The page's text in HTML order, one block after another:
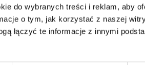
do wybranych treści i reklam, aby
o tym, jak korzystać z naszej
łączyć te informacje z innymi